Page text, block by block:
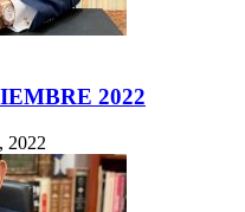
2022
2022